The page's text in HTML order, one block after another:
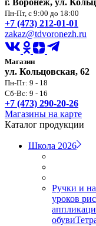
г. Воронеж, ул.
Пн-Пт, с 9:00 до 18:00
+7 (473) 212-01-01
zakaz@tdvoronezh.ru
Магазин
ул. Кольцовская, 62
Пн-Пт: 9 - 18
Сб-Вс: 9 - 16
+7 (473) 290-20-26
Магазины на карте
Каталог продукции
Школа 2026
Ручки и
уроков
обуви